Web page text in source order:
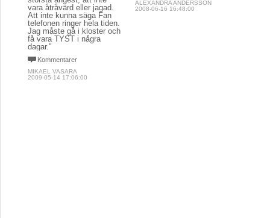
vara åtråvärd eller jagad.
Att inte kunna säga Fan
telefonen ringer hela tiden.
Jag måste gå i kloster och
få vara TYST i några
dagar."
Kommentarer
MIKAEL VASARA
2009-05-14 17:06:00
ALEXANDRA ANDERSSON
2008-06-16 16:48:00